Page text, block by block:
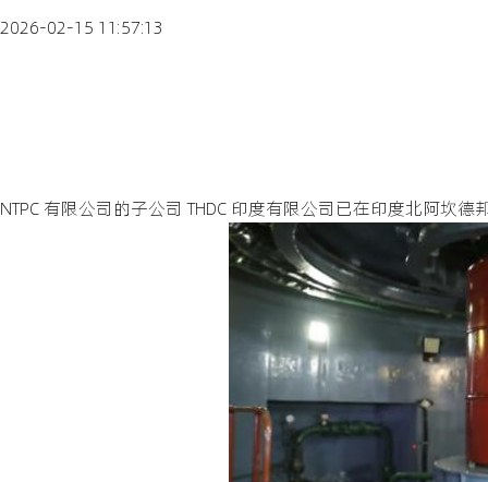
2026-02-15 11:57:13
NTPC 有限公司的子公司 THDC 印度有限公司已在印度北阿坎